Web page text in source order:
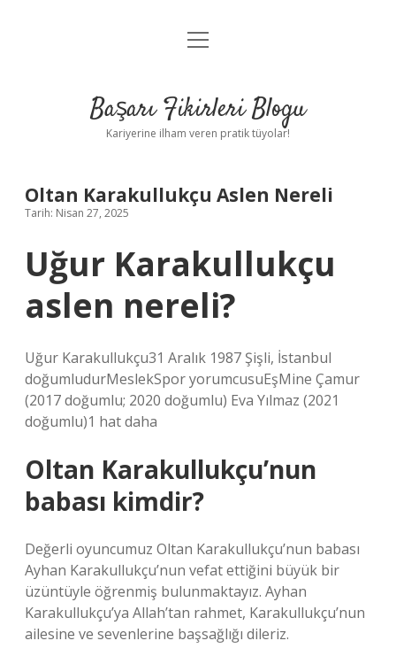
Anasayfa
Yasal Uyarı
menüyü
Başarı Fikirleri Blogu
Kariyerine ilham veren pratik tüyolar!
Oltan Karakullukçu Aslen Nereli
Tarih: Nisan 27, 2025
Uğur Karakullukçu
aslen nereli?
Uğur Karakullukçu31 Aralık 1987 Şişli, İstanbul
doğumludurMeslekSpor yorumcusuEşMine Çamur
(2017 doğumlu; 2020 doğumlu) Eva Yılmaz (2021
doğumlu)1 hat daha
Oltan Karakullukçu’nun
babası kimdir?
Değerli oyuncumuz Oltan Karakullukçu’nun babası
Ayhan Karakullukçu’nun vefat ettiğini büyük bir
üzüntüyle öğrenmiş bulunmaktayız. Ayhan
Karakullukçu’ya Allah’tan rahmet, Karakullukçu’nun
ailesine ve sevenlerine başsağlığı dileriz.